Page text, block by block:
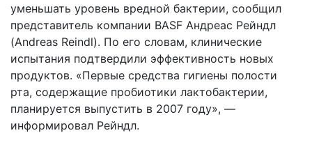
уменьшать уровень вредной бактерии, сообщил
представитель компании BASF Андреас Рейндл
(Andreas Reindl). По его словам, клинические
испытания подтвердили эффективность новых
продуктов. «Первые средства гигиены полости
рта, содержащие пробиотики лактобактерии,
планируется выпустить в 2007 году», —
информировал Рейндл.